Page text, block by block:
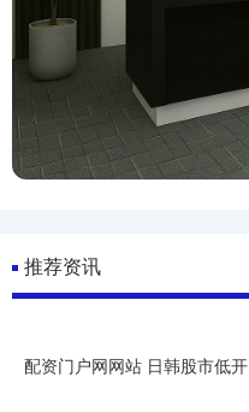
推荐资讯
配资门户网网站 日韩股市低开